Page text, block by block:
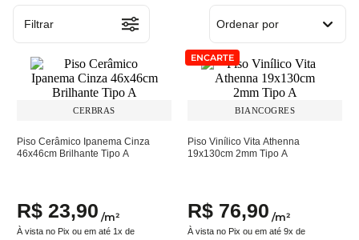
Ordenar por
Filtrar
CERBRAS
Piso Cerâmico Ipanema Cinza
46x46cm Brilhante Tipo A
R$ 23,90 /m²
À vista no Pix ou em até 1 x de
ENCARTE
BIANCOGRES
Piso Vinílico Vita Athenna
19x130cm 2mm Tipo A
R$ 76,90 /m²
À vista no Pix ou em até 9x de